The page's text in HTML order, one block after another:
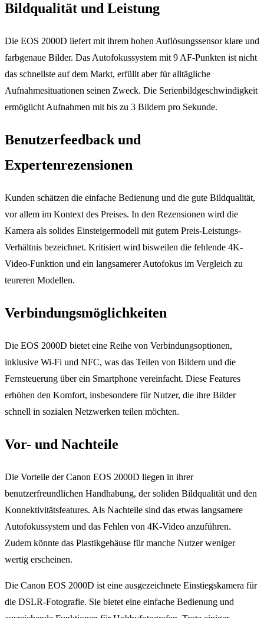
Bildqualität und Leistung
Die EOS 2000D liefert mit ihrem hohen Auflösungssensor klare und
farbgenaue Bilder. Das Autofokussystem mit 9 AF-Punkten ist nicht
das schnellste auf dem Markt, erfüllt aber für alltägliche
Aufnahmesituationen seinen Zweck. Die Serienbildgeschwindigkeit
ermöglicht Aufnahmen mit bis zu 3 Bildern pro Sekunde.
Benutzerfeedback und
Expertenrezensionen
Kunden schätzen die einfache Bedienung und die gute Bildqualität,
vor allem im Kontext des Preises. In den Rezensionen wird die
Kamera als solides Einsteigermodell mit gutem Preis-Leistungs-
Verhältnis bezeichnet. Kritisiert wird bisweilen die fehlende 4K-
Video-Funktion und ein langsamerer Autofokus im Vergleich zu
teureren Modellen.
Verbindungsmöglichkeiten
Die EOS 2000D bietet eine Reihe von Verbindungsoptionen,
inklusive Wi-Fi und NFC, was das Teilen von Bildern und die
Fernsteuerung über ein Smartphone vereinfacht. Diese Features
erhöhen den Komfort, insbesondere für Nutzer, die ihre Bilder
schnell in sozialen Netzwerken teilen möchten.
Vor- und Nachteile
Die Vorteile der Canon EOS 2000D liegen in ihrer
benutzerfreundlichen Handhabung, der soliden Bildqualität und den
Konnektivitätsfeatures. Als Nachteile sind das etwas langsamere
Autofokussystem und das Fehlen von 4K-Video anzuführen.
Zudem könnte das Plastikgehäuse für manche Nutzer weniger
wertig erscheinen.
Die Canon EOS 2000D ist eine ausgezeichnete Einstiegskamera für
die DSLR-Fotografie. Sie bietet eine einfache Bedienung und